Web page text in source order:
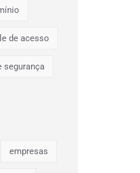
de acesso
segurança
empresas